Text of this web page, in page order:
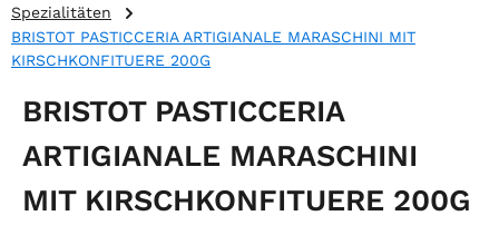
Spezialitäten
BRISTOT PASTICCERIA ARTIGIANALE MARASCHINI MIT
KIRSCHKONFITUERE 200G
BRISTOT PASTICCERIA
ARTIGIANALE MARASCHINI
MIT KIRSCHKONFITUERE 200G